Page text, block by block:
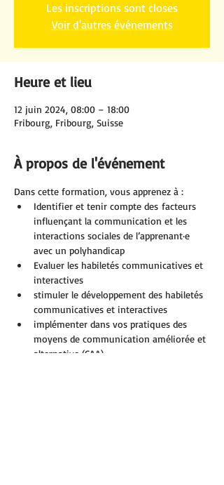
Les inscriptions sont closes
Voir d'autres événements
Heure et lieu
12 juin 2024, 08:00 – 18:00
Fribourg, Fribourg, Suisse
À propos de l'événement
Dans cette formation, vous apprenez à :
Identifier et tenir compte des facteurs
influençant la communication et les
interactions sociales de l’apprenant·e
avec un polyhandicap
Evaluer les habiletés communicatives et
interactives
stimuler le développement des habiletés
communicatives et interactives
implémenter dans vos pratiques des
moyens de communication améliorée et
alternative (CAA)